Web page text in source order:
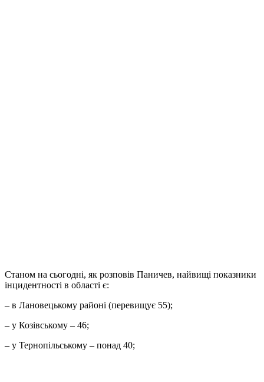
Станом на сьогодні, як розповів Паничев, найвищі показники
інцидентності в області є:
– в Лановецькому районі (перевищує 55);
– у Козівському – 46;
– у Тернопільському – понад 40;